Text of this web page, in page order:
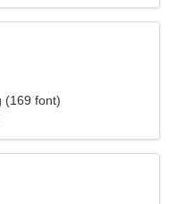
(169 font)